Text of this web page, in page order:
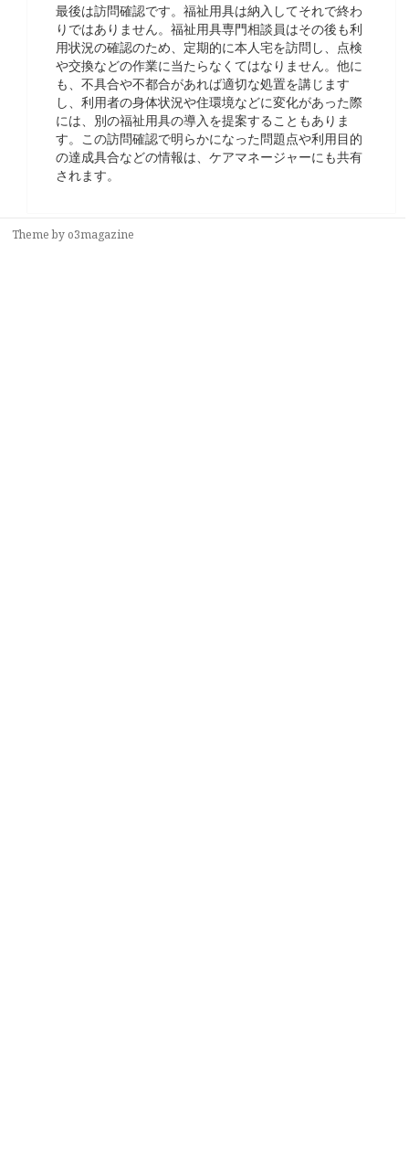
最後は訪問確認です。福祉用具は納入してそれで終わ
りではありません。福祉用具専門相談員はその後も利
用状況の確認のため、定期的に本人宅を訪問し、点検
や交換などの作業に当たらなくてはなりません。他に
も、不具合や不都合があれば適切な処置を講じます
し、利用者の身体状況や住環境などに変化があった際
には、別の福祉用具の導入を提案することもありま
す。この訪問確認で明らかになった問題点や利用目的
の達成具合などの情報は、ケアマネージャーにも共有
されます。
Theme by o3magazine